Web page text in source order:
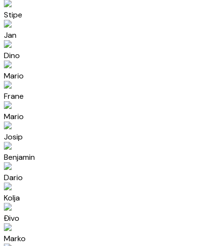
Stipe
Jan
Dino
Mario
Frane
Mario
Josip
Benjamin
Dario
Kolja
Đivo
Marko